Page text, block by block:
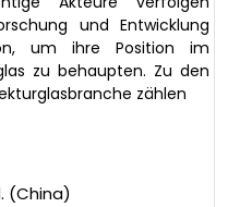
und Entwicklung
um ihre Position im
zu behaupten. Zu den
zählen
(China)